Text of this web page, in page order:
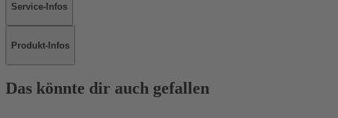
Service-Infos
Produkt-Infos
Das könnte dir auch gefallen